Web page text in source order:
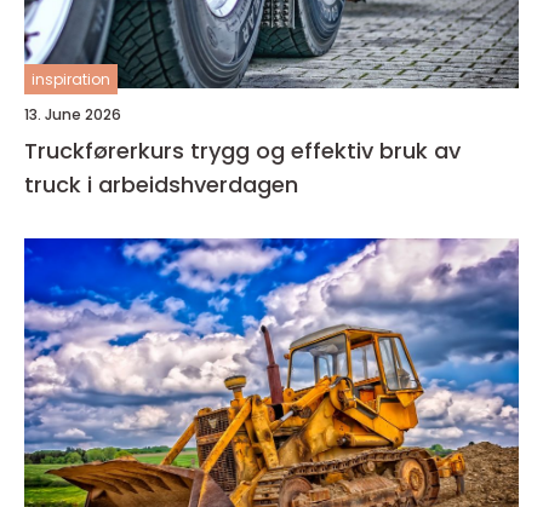
inspiration
13. June 2026
Truckførerkurs trygg og effektiv bruk av
truck i arbeidshverdagen